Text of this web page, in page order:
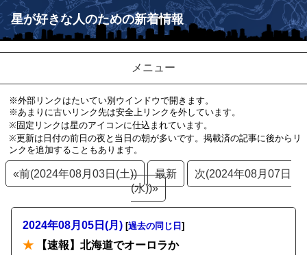
星が好きな人のための新着情報
メニュー
※外部リンクはたいてい別ウインドウで開きます。
※あまりに古いリンク先は安全上リンクを外しています。
※固定リンクは星のアイコンに仕込まれています。
※更新は日付の前日の夜と当日の朝が多いです。掲載済の記事に後からリ
ンクを追加することもあります。
«前(2024年08月03日(土)) 最新
次(2024年08月07日
(水))»
2024年08月05日(月) [過去の同じ日 ]
★ 【速報】北海道でオーロラか